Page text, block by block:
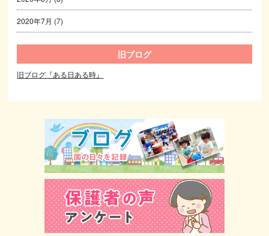
2020年7月 (7)
旧ブログ
旧ブログ『ある日ある時』